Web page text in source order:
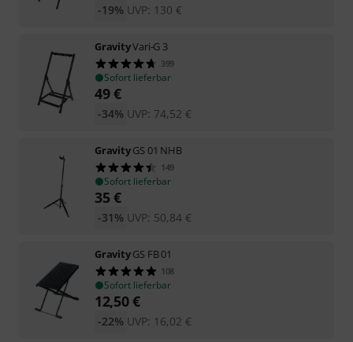
UVP: 130 €
-19%
GravityVari-G 3
399
Sofort lieferbar
49€
UVP: 74,52 €
-34%
GravityGS 01 NHB
149
Sofort lieferbar
35€
UVP: 50,84 €
-31%
GravityGS FB 01
108
Sofort lieferbar
12,50€
UVP: 16,02 €
-22%